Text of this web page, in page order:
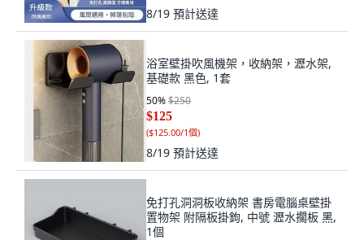
8/19 預計送達
浴室壁掛吹風機架，收納架，瀝水架,
基礎款 黑色, 1套
50%$250
$125
($125.00/1個)
8/19 預計送達
免打孔洞洞板收納架 書房電腦桌壁掛
置物架 附隔板掛鉤, 中號 瀝水擱板 黑,
1個